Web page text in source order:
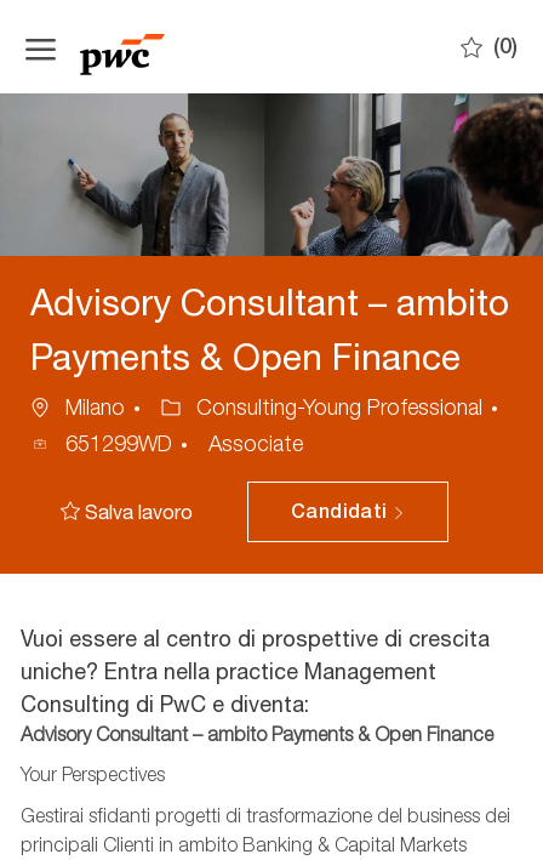
(0)
Advisory Consultant – ambito
Payments & Open Finance
Ubicazione
Milano Categoria
Consulting-Young Professional
ID
651299WD Associate
Salva lavoro Candidati
Vuoi essere al centro di prospettive di crescita
uniche? Entra nella practice Management
Consulting di PwC e diventa:
Advisory Consultant – ambito Payments & Open Finance
Your Perspectives
Gestirai sfidanti progetti di trasformazione del business dei
principali Clienti in ambito Banking & Capital Markets